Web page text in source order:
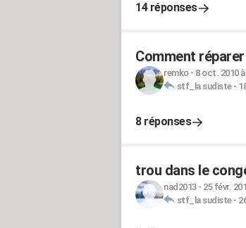
14 réponses
Comment
remko- 8 oct. 2010 à
stf_la sudiste-
8 réponses
trou dans le
nad2013- 25 févr.
stf_la sudiste-